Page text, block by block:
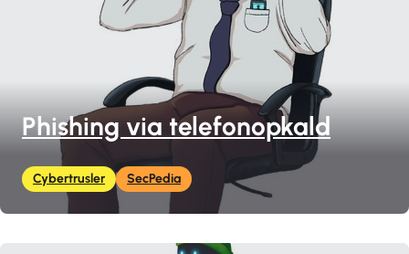
Phishing via telefonopkald
Cybertrusler SecPedia